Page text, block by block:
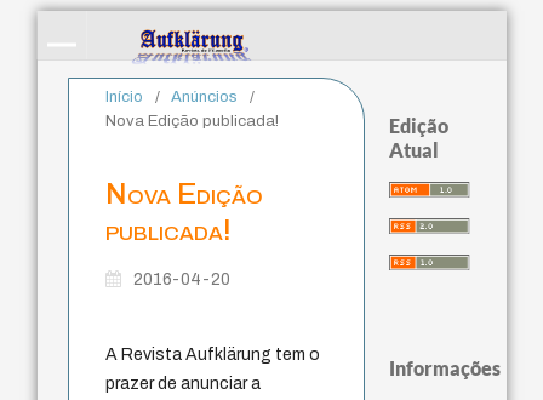
Início / Anúncios
/
Nova Edição publicada!
Nova Edição
publicada!
2016-04-20
A Revista Aufklärung tem o
prazer de anunciar a
Edição
Atual
Informações